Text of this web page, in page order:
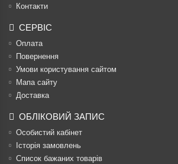
Контакти
СЕРВІС
Оплата
Повернення
Умови користування сайтом
Мапа сайту
Доставка
ОБЛІКОВИЙ ЗАПИС
Особистий кабінет
Історія замовлень
Список бажаних товарів